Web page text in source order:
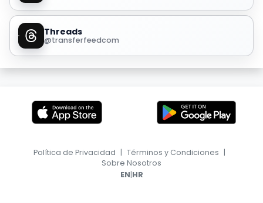
Threads
@transferfeedcom
Política de Privacidad | Términos y Condiciones |
Sobre Nosotros
EN|HR